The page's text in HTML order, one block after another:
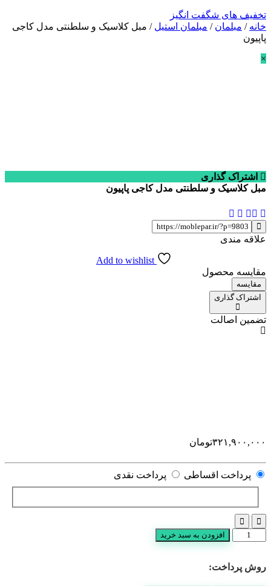
تخفیف های شگفت انگیز
خانه / مبلمان / مبلمان استیل / مبل کلاسیک و سلطنتی مدل کاجی
پاپیون
×
اشتراک گذاری
مبل کلاسیک و سلطنتی مدل کاجی پاپیون
علاقه مندی
Add to wishlist
مقایسه محصول
مقایسه
اشتراک گذاری
تضمین اصالت
۳۲۱,۹۰۰,۰۰۰تومان
پرداخت اقساطی پرداخت نقدی
سلطنتی
افزودن به سبد خرید
روش پرداخت: